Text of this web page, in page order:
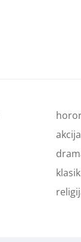
akcija
klasik